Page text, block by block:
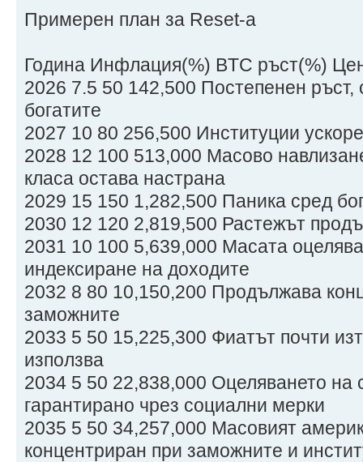
Примерен план за Reset-a
Година Инфлация(%) BTC ръст(%)
2026 7.5 50 142,500 Постепенен ръст,
богатите
2027 10 80 256,500 Институции
2028 12 100 513,000 Масово
класа остава настрана
2029 15 150 1,282,500 Паника сред
2030 12 120 2,819,500 Растежът
2031 10 100 5,639,000 Масата
индексиране на доходите
2032 8 80 10,150,200 Продължава
заможните
2033 5 50 15,225,300 Фиатът почти
използва
2034 5 50 22,838,000 Оцеляването на
гарантирано чрез социални мерки
2035 5 50 34,257,000 Масовият
концентриран при заможните и